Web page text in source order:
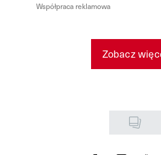
Współpraca reklamowa
Zobacz